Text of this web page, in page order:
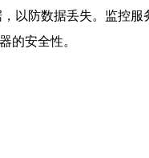
以防数据丢失。监控服
的安全性。